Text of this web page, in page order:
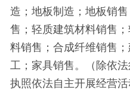
造；地板制造；地板销
售；轻质建筑材料销售
料销售；合成纤维销售
工；家具销售。（除依
执照依法自主开展经营活